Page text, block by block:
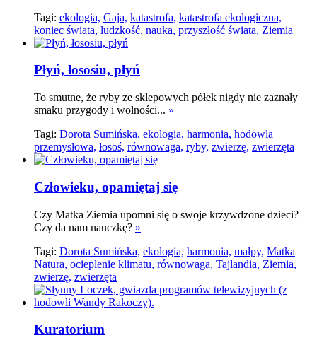
Tagi: ekologia, Gaja, katastrofa, katastrofa ekologiczna,
koniec świata, ludzkość, nauka, przyszłość świata, Ziemia
Płyń, łososiu, płyń
To smutne, że ryby ze sklepowych półek nigdy nie zaznały
smaku przygody i wolności... »
Tagi: Dorota Sumińska, ekologia, harmonia, hodowla
przemysłowa, łosoś, równowaga, ryby, zwierzę, zwierzęta
Człowieku, opamiętaj się
Czy Matka Ziemia upomni się o swoje krzywdzone dzieci?
Czy da nam nauczkę? »
Tagi: Dorota Sumińska, ekologia, harmonia, małpy, Matka
Natura, ocieplenie klimatu, równowaga, Tajlandia, Ziemia,
zwierzę, zwierzęta
Kuratorium